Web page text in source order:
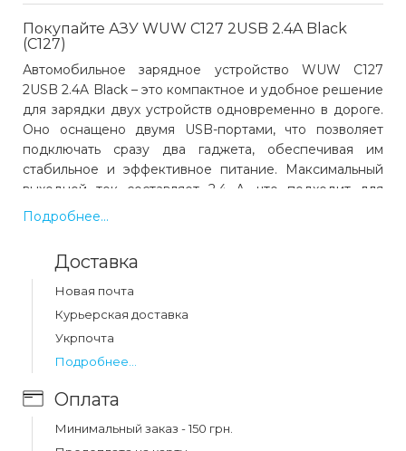
Покупайте АЗУ WUW C127 2USB 2.4A Black
(C127)
Автомобильное зарядное устройство WUW C127
2USB 2.4A Black – это компактное и удобное решение
для зарядки двух устройств одновременно в дороге.
Оно оснащено двумя USB-портами, что позволяет
подключать сразу два гаджета, обеспечивая им
стабильное и эффективное питание. Максимальный
выходной ток составляет 2.4 А, что подходит для
зарядки смартфонов, планшетов, навигаторов,
портативных аккумуляторов и других устройств.
Дизайн WUW C127 выполнен в лаконичном черном
цвете, а корпус изготовлен из прочного пластика,
повреждениям. Устройство имеет компактные
размеры, благодаря чему легко размещается в
прикуривателе автомобиля и не мешает при
Благодаря универсальному входному напряжению 12–
Подробнее...
Доставка
Новая почта
Курьерская доставка
Укрпочта
Подробнее...
Оплата
Минимальный заказ - 150 грн.